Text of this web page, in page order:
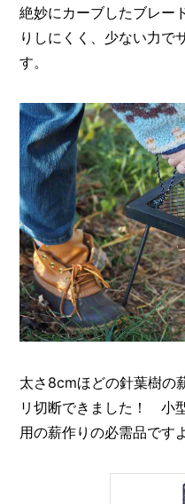
絶妙にカーブしたブレー
りしにくく、少ない力で
す。
太さ8cmほどの針葉樹の
リ切断できました！ 小
用の薪作りの必需品ですよ